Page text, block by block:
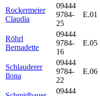
Rockermeier
Claudia
09444
9784-
25
E.01
Röhrl
Bernadette
09444
9784-
16
E.05
Schlauderer
Ilona
09444
9784-
22
E.06
09444